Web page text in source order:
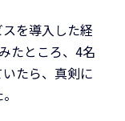
を導入した経
たところ、4名
たら、真剣に